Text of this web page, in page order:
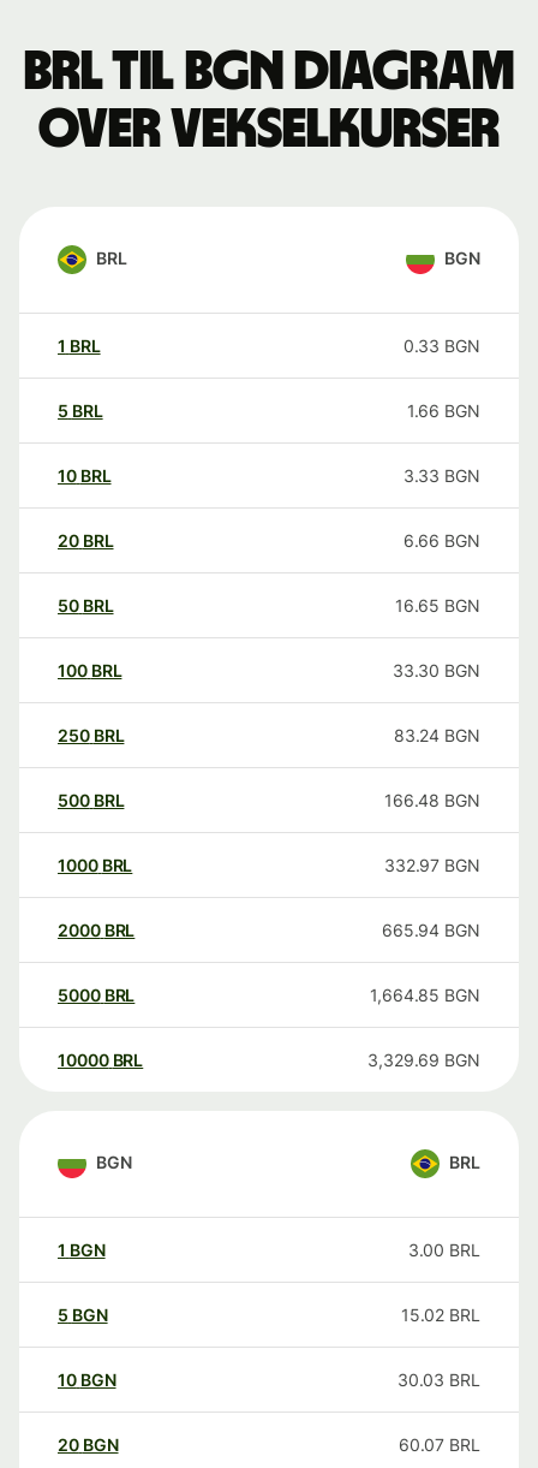
BRL til BGN Diagram
over vekselkurser
BRL BGN
1 BRL 0.33 BGN
5 BRL 1.66 BGN
10 BRL 3.33 BGN
20 BRL 6.66 BGN
50 BRL 16.65 BGN
100 BRL 33.30 BGN
250 BRL 83.24 BGN
500 BRL 166.48 BGN
1000 BRL 332.97 BGN
2000 BRL 665.94 BGN
5000 BRL 1,664.85 BGN
10000 BRL 3,329.69 BGN
BGN BRL
1 BGN 3.00 BRL
5 BGN 15.02 BRL
10 BGN 30.03 BRL
20 BGN 60.07 BRL